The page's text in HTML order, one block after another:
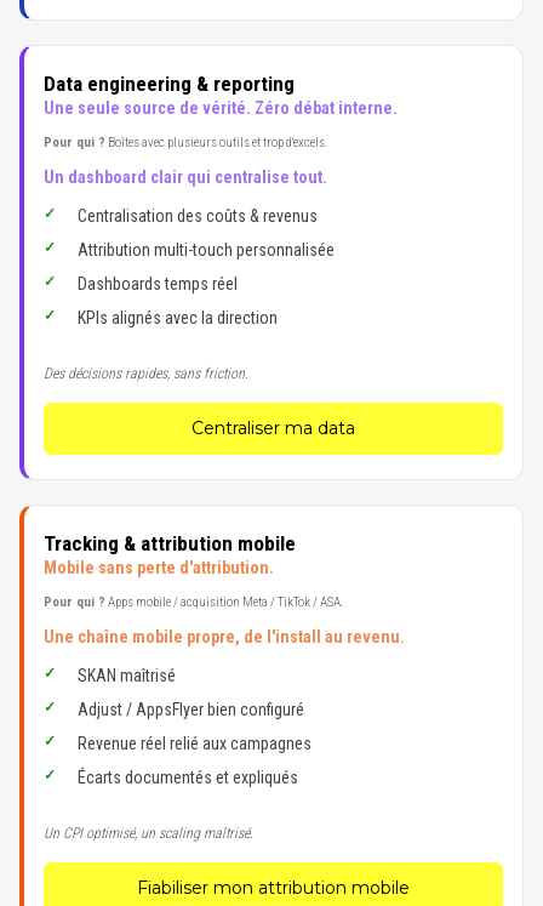
Data engineering & reporting
Une seule source de vérité. Zéro débat interne.
Pour qui ? Boîtes avec plusieurs outils et trop d'excels.
Un dashboard clair qui centralise tout.
Centralisation des coûts & revenus
Attribution multi-touch personnalisée
Dashboards temps réel
KPIs alignés avec la direction
Des décisions rapides, sans friction.
Centraliser ma data
Tracking & attribution mobile
Mobile sans perte d'attribution.
Pour qui ? Apps mobile / acquisition Meta / TikTok / ASA.
Une chaîne mobile propre, de l'install au revenu.
SKAN maîtrisé
Adjust / AppsFlyer bien configuré
Revenue réel relié aux campagnes
Écarts documentés et expliqués
Un CPI optimisé, un scaling maîtrisé.
Fiabiliser mon attribution mobile